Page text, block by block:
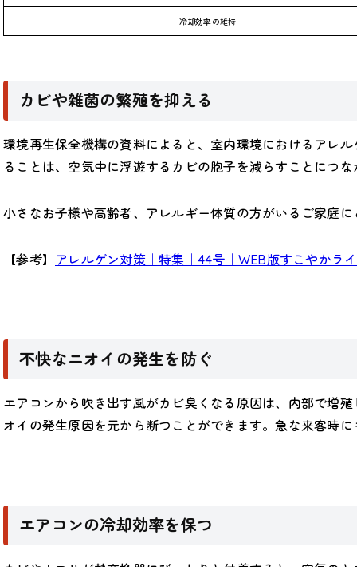
冷却効率の維持
カビや雑菌の繁殖を抑える
環境再生保全機構の資料によると、室内環境におけるアレ
ることは、空気中に浮遊するカビの胞子を減らすことにつ
小さなお子様や高齢者、アレルギー体質の方がいるご家庭
【参考】 アレルゲン対策｜特集｜44号｜WEB版すこやかラ
不快なニオイの発生を防ぐ
エアコンから吹き出す風がカビ臭くなる原因は、内部で増
オイの発生原因を元から断つことができます。急な来客時
エアコンの冷却効率を保つ